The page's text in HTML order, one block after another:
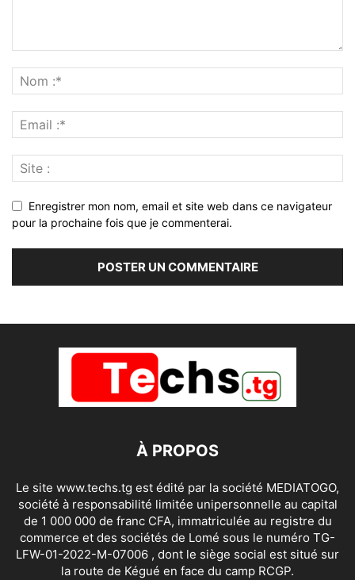
Enregistrer mon nom, email et site web dans ce navigateur
pour la prochaine fois que je commenterai.
À PROPOS
Le site www.techs.tg est édité par la société MEDIATOGO,
société à responsabilité limitée unipersonnelle au capital
de 1 000 000 de franc CFA, immatriculée au registre du
commerce et des sociétés de Lomé sous le numéro TG-
LFW-01-2022-M-07006 , dont le siège social est situé sur
la route de Kégué en face du camp RCGP.